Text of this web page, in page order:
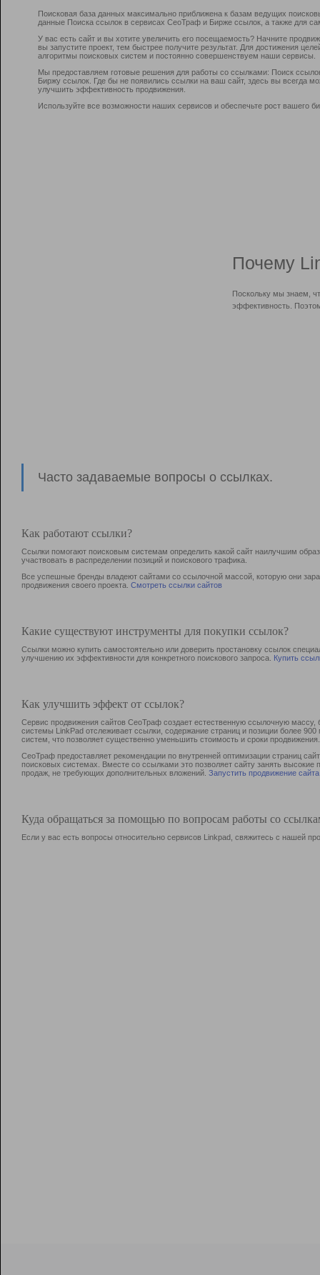
Поисковая база данных максимально приближена к базам ведущих
данные Поиска ссылок в сервисах СеоТраф и Бирже ссылок, а также для
У вас есть сайт и вы хотите увеличить его посещаемость? Начните
вы запустите проект, тем быстрее получите результат. Для достижения
алгоритмы поисковых систем и постоянно совершенствуем наши сервисы.
Мы предоставляем готовые решения для работы со ссылками: Поиск
Биржу ссылок. Где бы не появились ссылки на ваш сайт, здесь вы всегда
улучшить эффективность продвижения.
Используйте все возможности наших сервисов и обеспечьте рост вашего
Почему
Поскольку мы знаем,
эффективность.
Часто задаваемые вопросы о ссылках.
Как работают ссылки?
Ссылки помогают поисковым системам определить какой сайт наилучшим
участвовать в раcпределении позиций и поискового трафика.
Все успешные бренды владеют сайтами со ссылочной массой, которую они
продвижения своего проекта. Смотреть ссылки сайтов
Какие существуют инструменты для покупки ссылок?
Ссылки можно купить самостоятельно или доверить простановку ссылок
улучшению их эффективности для конкретного поискового запроса. Купить
Как улучшить эффект от ссылок?
Сервис продвижения сайтов СеоТраф создает естественную ссылочную
системы LinkPad отслеживает ссылки, содержание страниц и позиции более
систем, что позволяет существенно уменьшить стоимость и сроки продвижения.
СеоТраф предоставляет рекомендации по внутренней оптимизации страниц
поисковых системах. Вместе со ссылками это позволяет сайту занять
продаж, не требующих дополнительных вложений. Запустить продвижение сайта
Куда обращаться за помощью по вопросам работы со
Если у вас есть вопросы относительно сервисов Linkpad, свяжитесь с нашей